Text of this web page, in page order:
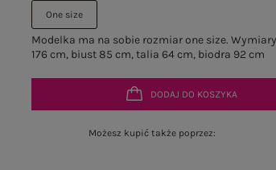
One size
Modelka ma na sobie rozmiar one size.
176 cm, biust 85 cm, talia 64 cm, biodra 92 cm
DODAJ DO KOSZYKA
Możesz kupić także poprzez: